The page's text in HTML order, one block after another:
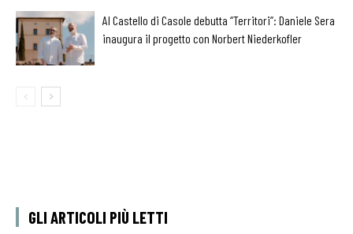
Al Castello di Casole debutta “Territori”: Daniele Sera
inaugura il progetto con Norbert Niederkofler
GLI ARTICOLI PIÙ LETTI